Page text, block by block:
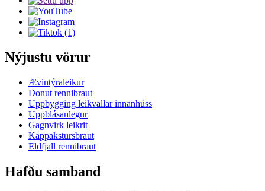
Nýjustu vörur
Ævintýraleikur
Donut rennibraut
Uppbygging leikvallar innanhúss
Uppblásanlegur
Gagnvirk leikrit
Kappakstursbraut
Eldfjall rennibraut
Hafðu samband